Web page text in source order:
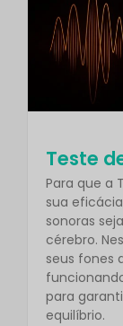
Teste
Para que a
sua
sonoras
cérebro.
seus fones
para
equilíbrio.